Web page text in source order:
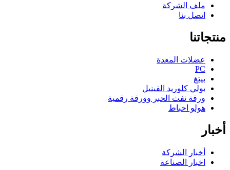
ملف الشركة
اتصل بنا
منتجاتنا
عضلات المعدة
PC
بيتغ
بولي كلوريد الفينيل
ورقة نفث الحبر وورقة رقمية
هولو احباط
أخبار
أخبار الشركة
اخبار الصناعة